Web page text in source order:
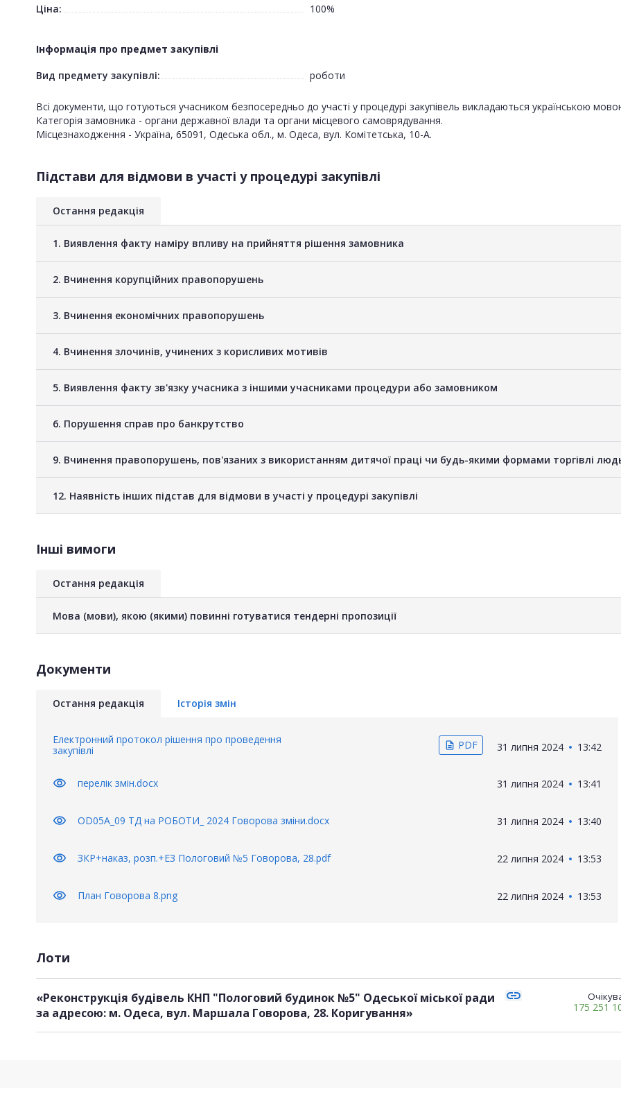
Ціна:
100%
Інформація про предмет закупівлі
Вид предмету закупівлі:
роботи
Всі документи, що готуються учасником безпосередньо до участі у процедурі закупівель викладаються українською
Категорія замовника - органи державної влади та органи місцевого самоврядування.
Місцезнаходження - Україна, 65091, Одеська обл., м. Одеса, вул. Комітетська, 10-А.
Підстави для відмови в участі у процедурі закупівлі
Остання редакція
1. Виявлення факту наміру впливу на прийняття рішення замовника
2. Вчинення корупційних правопорушень
3. Вчинення економічних правопорушень
4. Вчинення злочинів, учинених з корисливих мотивів
5. Виявлення факту зв'язку учасника з іншими учасниками процедури або замовником
6. Порушення справ про банкрутство
9. Вчинення правопорушень, пов'язаних з використанням дитячої праці чи будь-якими формами торгівлі
12. Наявність інших підстав для відмови в участі у процедурі закупівлі
Інші вимоги
Остання редакція
Мова (мови), якою (якими) повинні готуватися тендерні пропозиції
Документи
Остання редакція Історія змін
Електронний протокол рішення про проведення
закупівлі
description PDF 31 липня 2024 13:42
visibility перелік змін.docx 31 липня 2024 13:41
visibility OD05A_09 ТД на РОБОТИ_ 2024 Говорова зміни.docx 31 липня 2024 13:40
visibility ЗКР+наказ, розп.+ЕЗ Пологовий №5 Говорова, 28.pdf 22 липня 2024 13:53
visibility План Говорова 8.png 22 липня 2024 13:53
Лоти
«Реконструкція будівель КНП "Пологовий будинок №5" Одеської міської ради
за адресою: м. Одеса, вул. Маршала Говорова, 28. Коригування»
link
175 251